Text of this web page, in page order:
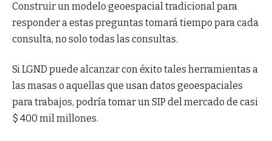
Construir un modelo geoespacial tradicional para
responder a estas preguntas tomará tiempo para cada
consulta, no solo todas las consultas.
Si LGND puede alcanzar con éxito tales herramientas a
las masas o aquellas que usan datos geoespaciales
para trabajos, podría tomar un SIP del mercado de casi
$ 400 mil millones.